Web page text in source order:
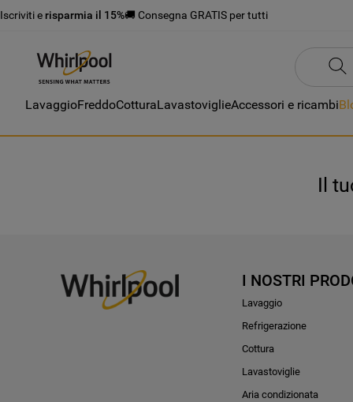
Iscriviti e risparmia il 15%🚚 Consegna GRATIS per tutti
LavaggioFreddoCotturaLavastoviglieAccessori e ricambi
Il
I NOSTRI
Lavaggio
Refrigerazione
Cottura
Lavastoviglie
Aria condizionata